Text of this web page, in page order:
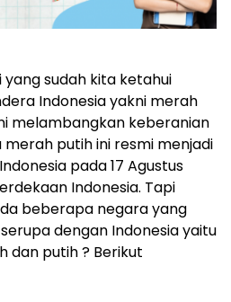
yang sudah kita ketahui
Indonesiayakni merah
melambangkan keberanian
merah putih ini resmi menjadi
Indonesia pada 17 Agustus
Indonesia. Tapi
beberapa negara yang
dengan Indonesiayaitu
dan putih? Berikut